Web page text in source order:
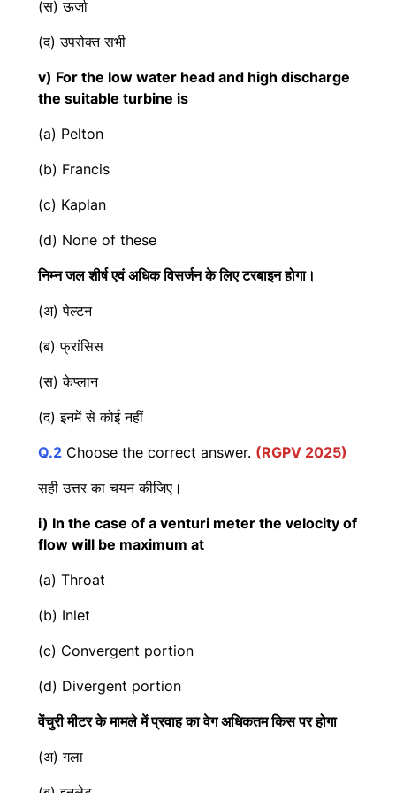
(स) ऊर्जा
(द) उपरोक्त सभी
v) For the low water head and high discharge
the suitable turbine is
(a) Pelton
(b) Francis
(c) Kaplan
(d) None of these
निम्न जल शीर्ष एवं अधिक विसर्जन के लिए टरबाइन होगा।
(अ) पेल्टन
(ब) फ्रांसिस
(स) केप्लान
(द) इनमें से कोई नहीं
Q.2 Choose the correct answer. (RGPV 2025)
सही उत्तर का चयन कीजिए।
i) In the case of a venturi meter the velocity of
flow will be maximum at
(a) Throat
(b) Inlet
(c) Convergent portion
(d) Divergent portion
वेंचुरी मीटर के मामले में प्रवाह का वेग अधिकतम किस पर होगा
(अ) गला